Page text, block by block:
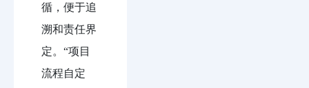
循，便于追
溯和责任界
定。“项目
流程自定